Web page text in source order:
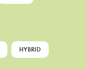
HYBRID